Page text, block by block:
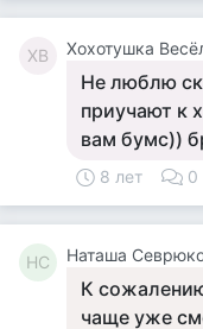
ХВ Хохотушка
Не люблю
приучают к
вам бумс))
8 лет 0
НС Наташа
К
чаще уже